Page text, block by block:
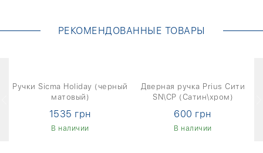
РЕКОМЕНДОВАННЫЕ ТОВАРЫ
Ручки Sicma Holiday (черный
матовый)
1535 грн
В наличии
Дверная ручка Prius Сити
SN\CP (Сатин\хром)
600 грн
В наличии